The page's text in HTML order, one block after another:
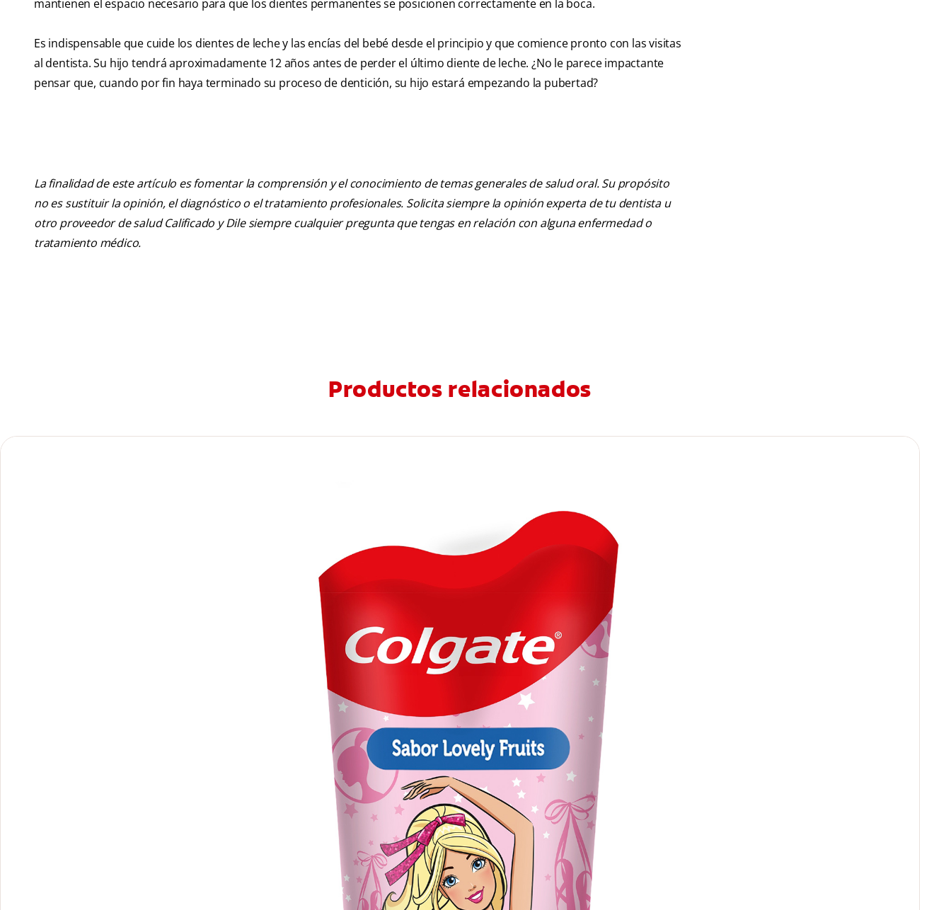
mantienen el espacio necesario para que los dientes permanentes se posicionen correctamente en la boca.
Es indispensable que cuide los dientes de leche y las encías del bebé desde el principio y que comience pronto con las visitas
al dentista. Su hijo tendrá aproximadamente 12 años antes de perder el último diente de leche. ¿No le parece impactante
pensar que, cuando por fin haya terminado su proceso de dentición, su hijo estará empezando la pubertad?
La finalidad de este artículo es fomentar la comprensión y el conocimiento de temas generales de salud oral. Su propósito
no es sustituir la opinión, el diagnóstico o el tratamiento profesionales. Solicita siempre la opinión experta de tu dentista u
otro proveedor de salud Calificado y Dile siempre cualquier pregunta que tengas en relación con alguna enfermedad o
tratamiento médico.
Productos relacionados